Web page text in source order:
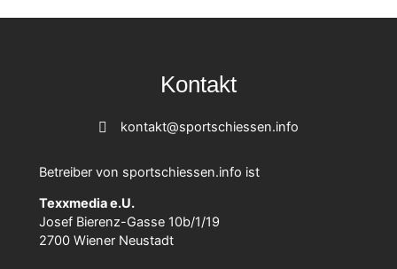
Kontakt
kontakt@sportschiessen.info
Betreiber von sportschiessen.info ist
Texxmedia e.U.
Josef Bierenz-Gasse 10b/1/19
2700 Wiener Neustadt